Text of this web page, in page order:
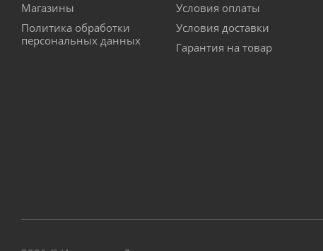
Магазины
Политика обработки
персональных данных
Условия оплаты
Условия доставки
Гарантия на товар